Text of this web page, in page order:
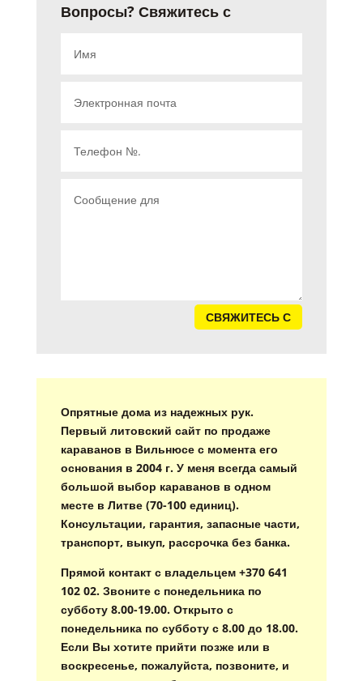
Вопросы? Свяжитесь с
СВЯЖИТЕСЬ С
Опрятные дома из надежных рук.
Первый литовский сайт по продаже
караванов в Вильнюсе с момента его
основания в 2004 г. У меня всегда самый
большой выбор караванов в одном
месте в Литве (70-100 единиц).
Консультации, гарантия, запасные части,
транспорт, выкуп, рассрочка без банка.
Прямой контакт с владельцем +370 641
102 02. Звоните с понедельника по
субботу 8.00-19.00. Открыто с
понедельника по субботу с 8.00 до 18.00.
Если Вы хотите прийти позже или в
воскресенье, пожалуйста, позвоните, и